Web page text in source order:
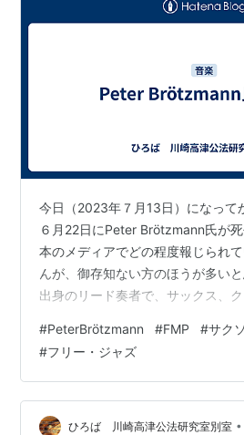
今日（2023年７月13日）になって
６月22日にPeter Brötzmann氏が
本のメディアでどの程度報じられ
んが、御存知ない方のほうが多い
出身のリード奏者で、サックス、
ュージックの分野で活躍していた
半から20代前半にかけて、六本木
Music Production）のLPを探して
初に買ったのはAlarm（FMP 1030
則氏も参加していました。それか
#PeterBrötzmann #FMP #サク
#フリー・ジャズ
ひろば 川崎高津公法研究室別室 •